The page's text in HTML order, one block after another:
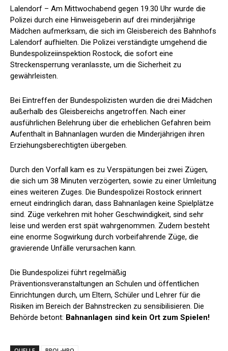
Lalendorf – Am Mittwochabend gegen 19.30 Uhr wurde die
Polizei durch eine Hinweisgeberin auf drei minderjährige
Mädchen aufmerksam, die sich im Gleisbereich des Bahnhofs
Lalendorf aufhielten. Die Polizei verständigte umgehend die
Bundespolizeiinspektion Rostock, die sofort eine
Streckensperrung veranlasste, um die Sicherheit zu
gewährleisten.
Bei Eintreffen der Bundespolizisten wurden die drei Mädchen
außerhalb des Gleisbereichs angetroffen. Nach einer
ausführlichen Belehrung über die erheblichen Gefahren beim
Aufenthalt in Bahnanlagen wurden die Minderjährigen ihren
Erziehungsberechtigten übergeben.
Durch den Vorfall kam es zu Verspätungen bei zwei Zügen,
die sich um 38 Minuten verzögerten, sowie zu einer Umleitung
eines weiteren Zuges. Die Bundespolizei Rostock erinnert
erneut eindringlich daran, dass Bahnanlagen keine Spielplätze
sind. Züge verkehren mit hoher Geschwindigkeit, sind sehr
leise und werden erst spät wahrgenommen. Zudem besteht
eine enorme Sogwirkung durch vorbeifahrende Züge, die
gravierende Unfälle verursachen kann.
Die Bundespolizei führt regelmäßig
Präventionsveranstaltungen an Schulen und öffentlichen
Einrichtungen durch, um Eltern, Schüler und Lehrer für die
Risiken im Bereich der Bahnstrecken zu sensibilisieren. Die
Behörde betont: Bahnanlagen sind kein Ort zum Spielen!